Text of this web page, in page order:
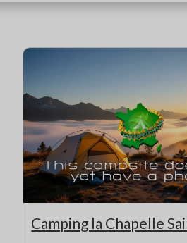
Camping la Chapelle